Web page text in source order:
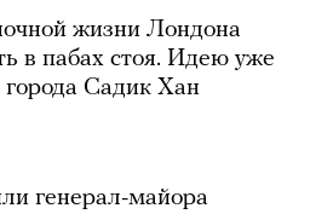
жизни Лондона
в пабах стоя. Идею уже
города Садик Хан
генерал-майора